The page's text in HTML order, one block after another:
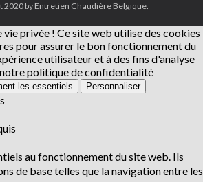
2020 by Entretien Chaudière Belgique.
vie privée ! Ce site web utilise des cookies
pour assurer le bon fonctionnement du
utilisateur et à des fins d'analyse
politique de confidentialité
les essentiels Personnaliser
au fonctionnement du site web. Ils
de base telles que la navigation entre les